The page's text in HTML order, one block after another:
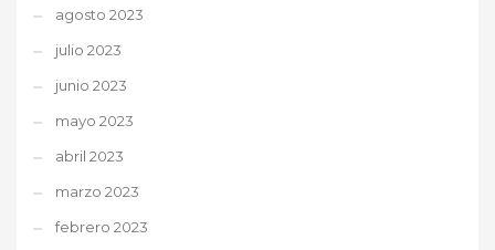
agosto 2023
julio 2023
junio 2023
mayo 2023
abril 2023
marzo 2023
febrero 2023